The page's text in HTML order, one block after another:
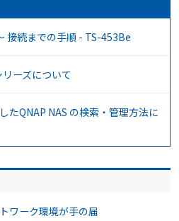
接続までの手順 - TS-453Be
ーズについて
たQNAP NAS の検索・管理方法に